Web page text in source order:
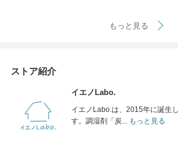
もっと見る
ストア紹介
イエノLabo.
イエノLabo.は、2015年に誕生
す。調湿剤「炭...
もっと見る